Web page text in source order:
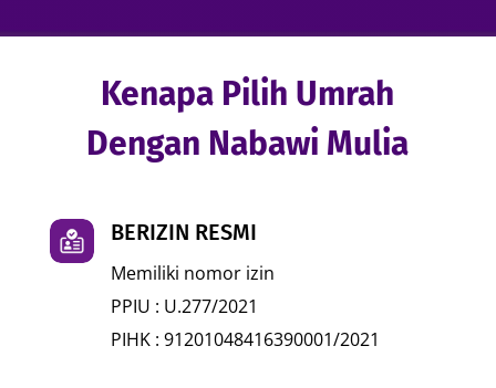
Kenapa Pilih Umrah
Dengan Nabawi Mulia
BERIZIN RESMI
Memiliki nomor izin
PPIU : U.277/2021
PIHK : 91201048416390001/2021